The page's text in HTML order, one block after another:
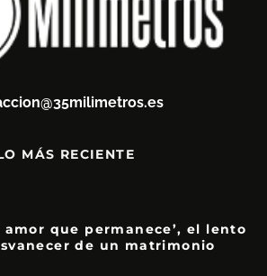
MÁS RECIENTE
amor que permanece’, el lento
de un matrimonio